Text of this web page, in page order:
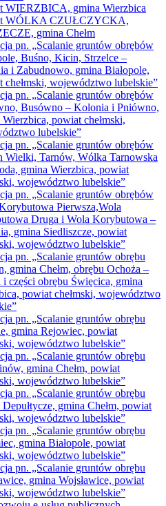
WIERZBICA, gmina Wierzbica
WÓLKA CZUŁCZYCKA,
gmina Chełm
pn. „Scalanie gruntów obrębów
Buśno, Kicin, Strzelce –
i Zabudnowo, gmina Białopole,
chełmski, województwo lubelskie”
pn. „Scalanie gruntów obrębów
Busówno – Kolonia i Pniówno,
Wierzbica, powiat chełmski,
lubelskie”
pn. „Scalanie gruntów obrębów
Wielki, Tarnów, Wólka Tarnowska
gmina Wierzbica, powiat
województwo lubelskie”
pn. „Scalanie gruntów obrębów
Pierwsza,Wola
Druga i Wola Korybutowa –
gmina Siedliszcze, powiat
województwo lubelskie”
pn. „Scalanie gruntów obrębu
gmina Chełm, obrębu Ochoża –
i części obrębu Święcica, gmina
powiat chełmski, województwo
pn. „Scalanie gruntów obrębu
gmina Rejowiec, powiat
województwo lubelskie”
pn. „Scalanie gruntów obrębu
gmina Chełm, powiat
województwo lubelskie”
pn. „Scalanie gruntów obrębu
gmina Chełm, powiat
województwo lubelskie”
pn. „Scalanie gruntów obrębu
gmina Białopole, powiat
województwo lubelskie”
pn. „Scalanie gruntów obrębu
gmina Wojsławice, powiat
województwo lubelskie”